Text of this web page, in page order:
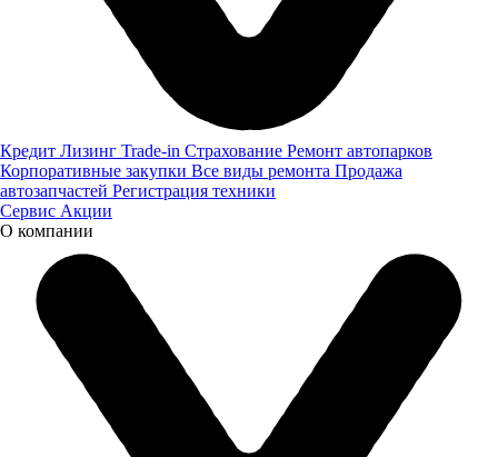
Кредит Лизинг Trade-in Страхование Ремонт автопарков
Корпоративные закупки Все виды ремонта Продажа
автозапчастей Регистрация техники
Сервис Акции
О компании